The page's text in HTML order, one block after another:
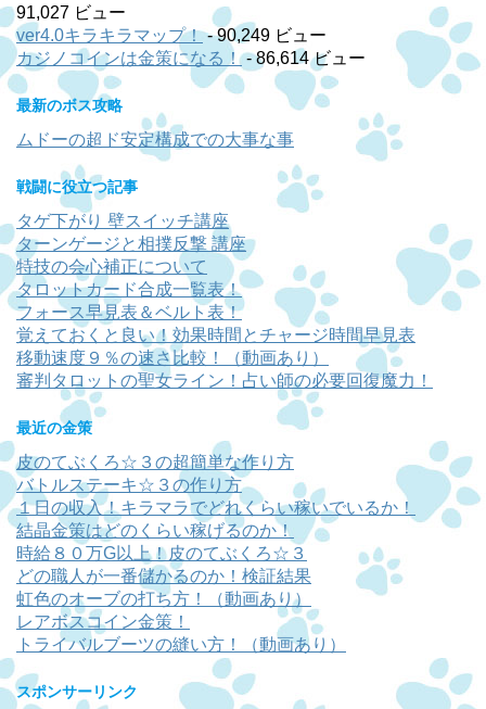
91,027 ビュー
ver4.0キラキラマップ！- 90,249 ビュー
カジノコインは金策になる！- 86,614 ビュー
最新のボス攻略
ムドーの超ド安定構成での大事な事
戦闘に役立つ記事
タゲ下がり 壁スイッチ講座
ターンゲージと相撲反撃 講座
特技の会心補正について
タロットカード合成一覧表！
フォース早見表＆ベルト表！
覚えておくと良い！効果時間とチャージ時間早見表
移動速度９％の速さ比較！（動画あり）
審判タロットの聖女ライン！占い師の必要回復魔力！
最近の金策
皮のてぶくろ☆３の超簡単な作り方
バトルステーキ☆３の作り方
１日の収入！キラマラでどれくらい稼いでいるか！
結晶金策はどのくらい稼げるのか！
時給８０万G以上！皮のてぶくろ☆３
どの職人が一番儲かるのか！検証結果
虹色のオーブの打ち方！（動画あり）
レアボスコイン金策！
トライバルブーツの縫い方！（動画あり）
スポンサーリンク